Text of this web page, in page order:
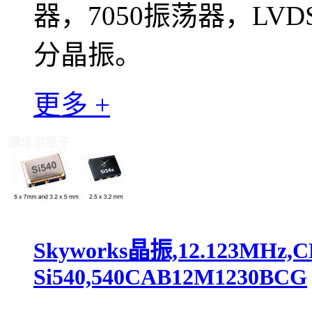
器，7050振荡器，
分晶振。
更多 +
Skyworks晶振
Si540,540CAB12M1230BCG